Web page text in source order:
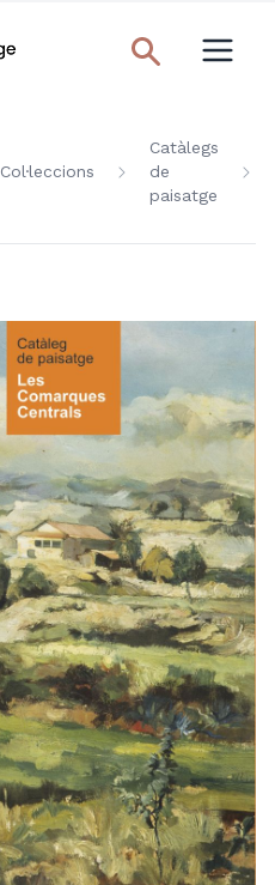
Col·leccions
Catàlegs
de
paisatge